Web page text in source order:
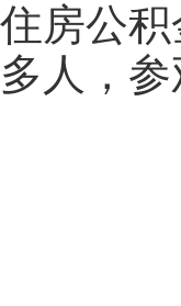
住房公
多人，